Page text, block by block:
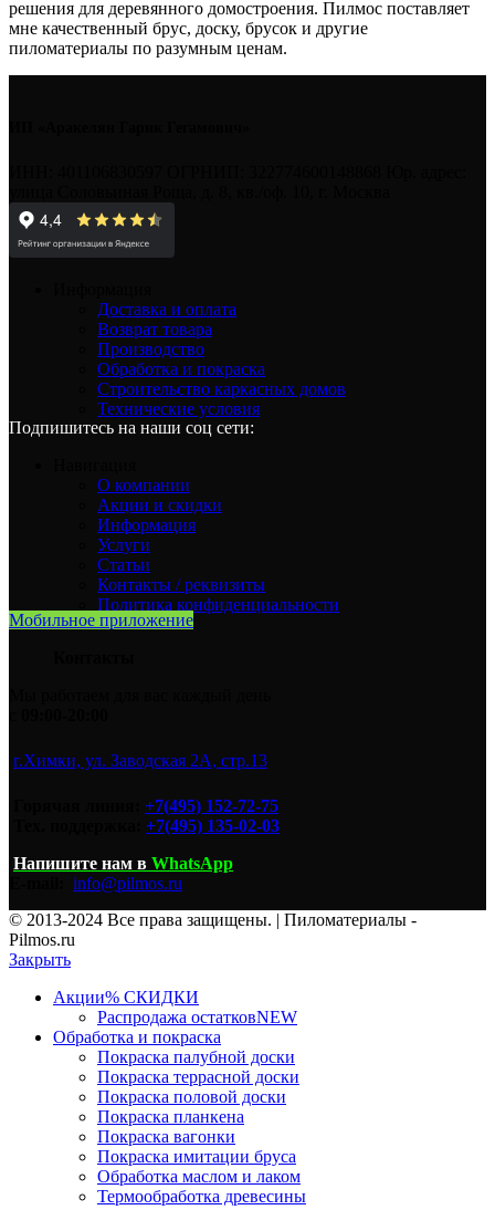
решения для деревянного домостроения. Пилмос поставляет
мне качественный брус, доску, брусок и другие
пиломатериалы по разумным ценам.
Доставка и оплата
Возврат товара
Производство
Обработка и покраска
Строительство каркасных домов
Технические условия
Подпишитесь на наши соц сети:
О компании
Акции и скидки
Информация
Услуги
Статьи
Контакты / реквизиты
Политика конфиденциальности
Мобильное приложение
г.Химки, ул. Заводская 2А, стр.13
+7(495) 152-72-75
+7(495) 135-02-03
Напишите нам в WhatsApp
info@pilmos.ru
© 2013-2024 Все права защищены. | Пиломатериалы -
Pilmos.ru
Закрыть
Акции% СКИДКИ
Распродажа остатковNEW
Обработка и покраска
Покраска палубной доски
Покраска террасной доски
Покраска половой доски
Покраска планкена
Покраска вагонки
Покраска имитации бруса
Обработка маслом и лаком
Термообработка древесины